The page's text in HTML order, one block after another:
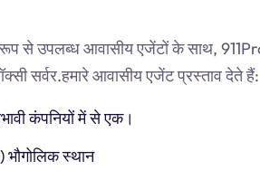
से उपलब्ध आवासीय एजेंटों के साथ,
सर्वर.हमारे आवासीय एजेंट प्रस्ताव देते हैं:
कंपनियों में से एक।
स्थान